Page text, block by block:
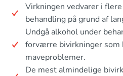
Virkningen vedvarer i
behandling på grund af
Undgå alkohol under
forværre bivirkninger som
maveproblemer.
De mest almindelige